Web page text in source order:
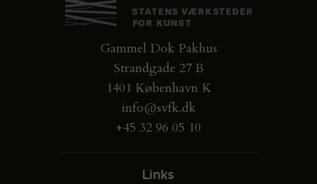
Gammel Dok Pakhus
Strandgade 27 B
1401 København K
info@svfk.dk
+45 32 96 05 10
Links